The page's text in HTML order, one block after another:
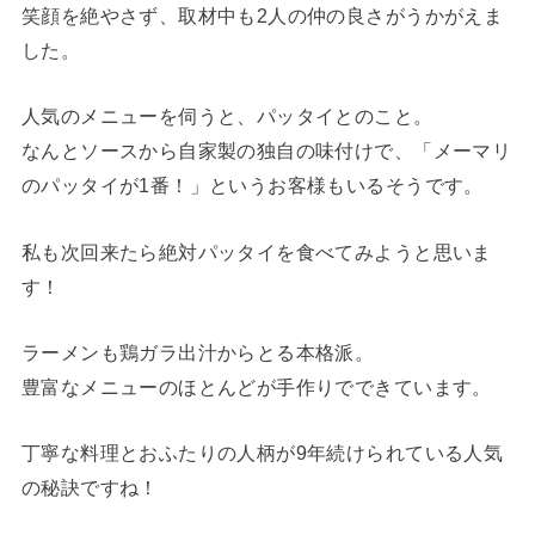
笑顔を絶やさず、取材中も2人の仲の良さがうかがえま
した。
人気のメニューを伺うと、パッタイとのこと。
なんとソースから自家製の独自の味付けで、「メーマリ
のパッタイが1番！」というお客様もいるそうです。
私も次回来たら絶対パッタイを食べてみようと思いま
す！
ラーメンも鶏ガラ出汁からとる本格派。
豊富なメニューのほとんどが手作りでできています。
丁寧な料理とおふたりの人柄が9年続けられている人気
の秘訣ですね！